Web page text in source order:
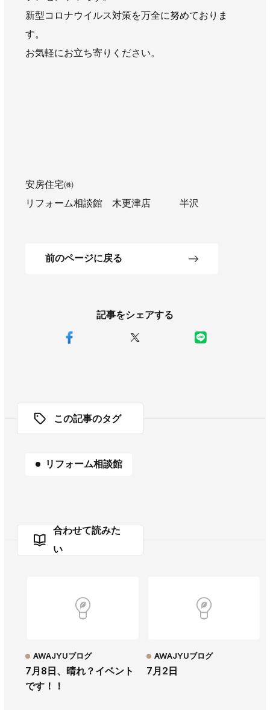
協力会社募集
お問い合わせ
記事をシェアする
新型コロナウイルス対策を万全に努めておりま
す。
お気軽にお立ち寄りください。
安房住宅㈱
リフォーム相談館 木更津店 半沢
前のページに戻る
この記事のタグ
リフォーム相談館
合わせて読みた
い
7月8日、晴れ？イベント
です！！
AWAJYUブログ
7月2日
AWAJYUブログ